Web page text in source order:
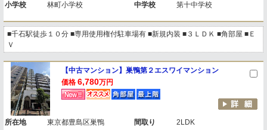
小学校 林町小学校 中学校 第十中学校
■千石駅徒歩１０分 ■専用使用権付駐車場有 ■新規内装 ■３ＬＤＫ ■角部屋 ■Ｅ
Ｖ
【中古マンション】巣鴨第２エスワイマンション
価格 6,780万円
所在地 東京都豊島区巣鴨 間取り 2LDK